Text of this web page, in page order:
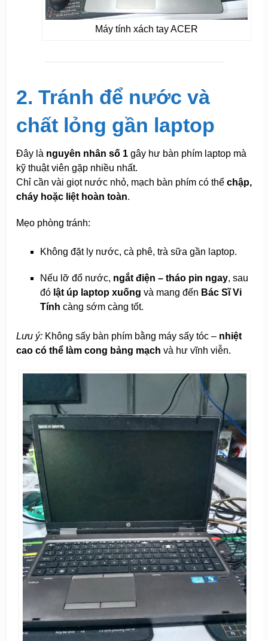
Máy tính xách tay ACER
2. Tránh để nước và
chất lỏng gần laptop
Đây là nguyên nhân số 1gây hư bàn phím laptop mà
kỹ thuật viên gặp nhiều nhất.
Chỉ cần vài giọt nước nhỏ, mạch bàn phím có thể chập,
cháy hoặc liệt hoàn toàn.
Mẹo phòng tránh:
Không đặt ly nước, cà phê, trà sữa gần laptop.
Nếu lỡ đổ nước, ngắt điện – tháo pin ngay, sau
đó lật úp laptop xuống và mang đến Bác Sĩ Vi
Tính càng sớm càng tốt.
Lưu ý:Không sấy bàn phím bằng máy sấy tóc – nhiệt
cao có thể làm cong bảng mạch và hư vĩnh viễn.